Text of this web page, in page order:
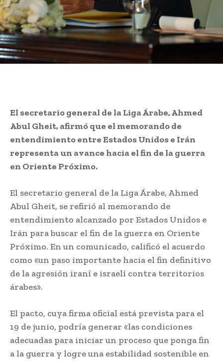
El secretario general de la Liga Árabe, Ahmed
Abul Gheit, afirmó que el memorando de
entendimiento entre Estados Unidos e Irán
representa un avance hacia el fin de la guerra
en Oriente Próximo.
El secretario general de la Liga Árabe, Ahmed
Abul Gheit, se refirió al memorando de
entendimiento alcanzado por Estados Unidos e
Irán para buscar el fin de la guerra en Oriente
Próximo. En un comunicado, calificó el acuerdo
como «un paso importante hacia el fin definitivo
de la agresión iraní e israelí contra territorios
árabes».
El pacto, cuya firma oficial está prevista para el
19 de junio, podría generar «las condiciones
adecuadas para iniciar un proceso que ponga fin
a la guerra y logre una estabilidad sostenible en